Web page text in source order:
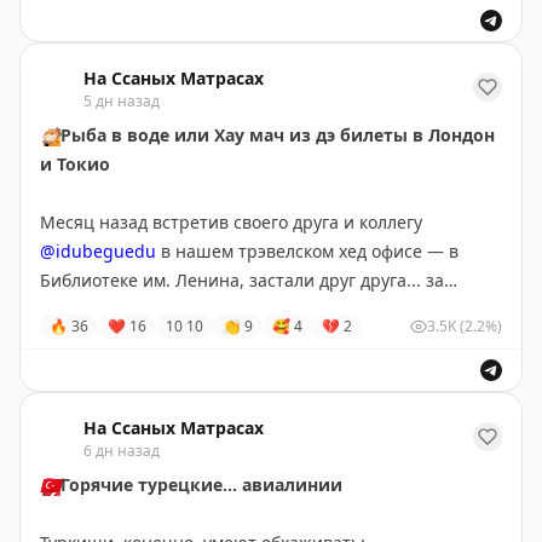
На Ссаных Матрасах
5 дн назад
🐡Рыба в воде или Хау мач из дэ билеты в Лондон
и Токио
Месяц назад встретив своего друга и коллегу
@idubeguedu в нашем трэвелском хед офисе — в
Библиотеке им. Ленина, застали друг друга... за
Вардан, естественно, в Лондон.
• Москва — Абу-Даби — Токио на перелюксовом Etihad
обощлись ему 31000₽. Причём ещё и со стоповером.
🔥 36 ❤ 16 10 10 👏 9 🥰4 💔 2 3.5K(2.2%)
На Ссаных Матрасах
6 дн назад
🇹🇷Горячие турецкие... авиалинии